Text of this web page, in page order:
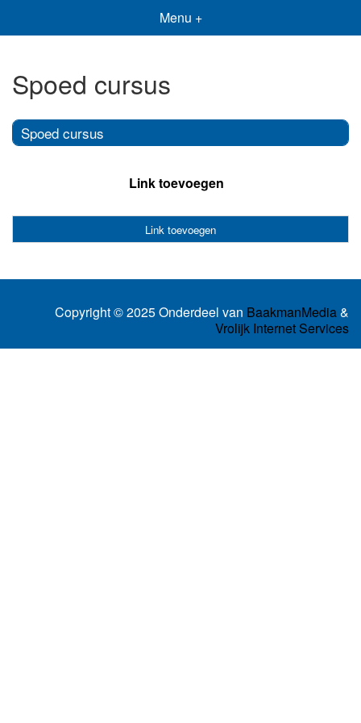
Menu +
Spoed cursus
Spoed cursus
Link toevoegen
Link toevoegen
Copyright © 2025 Onderdeel van BaakmanMedia&
Vrolijk Internet Services